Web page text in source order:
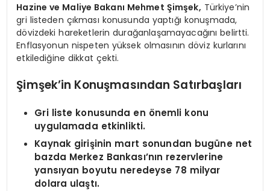
Hazine ve Maliye Bakanı Mehmet Şimşek, Türkiye’nin
gri listeden çıkması konusunda yaptığı konuşmada,
dövizdeki hareketlerin durağanlaşamayacağını belirtti.
Enflasyonun nispeten yüksek olmasının döviz kurlarını
etkilediğine dikkat çekti.
Şimşek’in Konuşmasından Satırbaşları
Gri liste konusunda en önemli konu
uygulamada etkinlikti.
Kaynak girişinin mart sonundan bugüne net
bazda Merkez Bankası’nın rezervlerine
yansıyan boyutu neredeyse 78 milyar
dolara ulaştı.